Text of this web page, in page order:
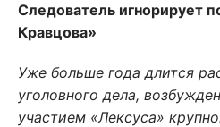
Следователь игнорирует
Кравцова»
Уже больше года длится
уголовного дела,
участием «Лексуса»